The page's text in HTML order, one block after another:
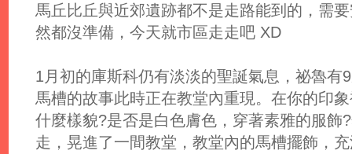
馬丘比丘與近郊遺跡都不是走路能到的，需
然都沒準備，今天就市區走走吧 XD
1月初的庫斯科仍有淡淡的聖誕氣息，祕魯有
馬槽的故事此時正在教堂內重現。在你的印
什麼樣貌?是否是白色膚色，穿著素雅的服飾
走，晃進了一間教堂，教堂內的馬槽擺飾，